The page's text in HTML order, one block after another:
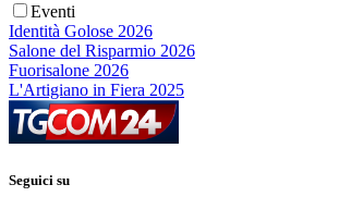
Eventi
Identità Golose 2026
Salone del Risparmio 2026
Fuorisalone 2026
L'Artigiano in Fiera 2025
Seguici su